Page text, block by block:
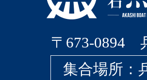
〒673-0894
集合場所：